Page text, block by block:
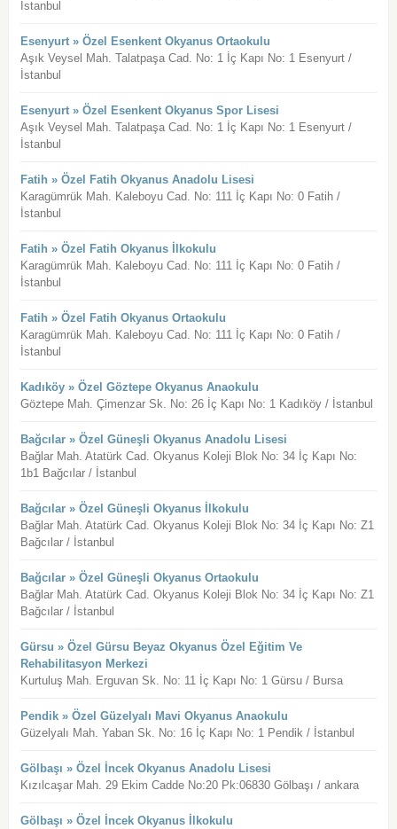
İstanbul
Esenyurt » Özel Esenkent Okyanus Ortaokulu
Aşık Veysel Mah. Talatpaşa Cad. No: 1 İç Kapı No: 1 Esenyurt /
İstanbul
Esenyurt » Özel Esenkent Okyanus Spor Lisesi
Aşık Veysel Mah. Talatpaşa Cad. No: 1 İç Kapı No: 1 Esenyurt /
İstanbul
Fatih » Özel Fatih Okyanus Anadolu Lisesi
Karagümrük Mah. Kaleboyu Cad. No: 111 İç Kapı No: 0 Fatih /
İstanbul
Fatih » Özel Fatih Okyanus İlkokulu
Karagümrük Mah. Kaleboyu Cad. No: 111 İç Kapı No: 0 Fatih /
İstanbul
Fatih » Özel Fatih Okyanus Ortaokulu
Karagümrük Mah. Kaleboyu Cad. No: 111 İç Kapı No: 0 Fatih /
İstanbul
Kadıköy » Özel Göztepe Okyanus Anaokulu
Göztepe Mah. Çimenzar Sk. No: 26 İç Kapı No: 1 Kadıköy / İstanbul
Bağcılar » Özel Güneşli Okyanus Anadolu Lisesi
Bağlar Mah. Atatürk Cad. Okyanus Koleji Blok No: 34 İç Kapı No:
1b1 Bağcılar / İstanbul
Bağcılar » Özel Güneşli Okyanus İlkokulu
Bağlar Mah. Atatürk Cad. Okyanus Koleji Blok No: 34 İç Kapı No: Z1
Bağcılar / İstanbul
Bağcılar » Özel Güneşli Okyanus Ortaokulu
Bağlar Mah. Atatürk Cad. Okyanus Koleji Blok No: 34 İç Kapı No: Z1
Bağcılar / İstanbul
Gürsu » Özel Gürsu Beyaz Okyanus Özel Eğitim Ve
Rehabilitasyon Merkezi
Kurtuluş Mah. Erguvan Sk. No: 11 İç Kapı No: 1 Gürsu / Bursa
Pendik » Özel Güzelyalı Mavi Okyanus Anaokulu
Güzelyalı Mah. Yaban Sk. No: 16 İç Kapı No: 1 Pendik / İstanbul
Gölbaşı » Özel İncek Okyanus Anadolu Lisesi
Kızılcaşar Mah. 29 Ekim Cadde No:20 Pk:06830 Gölbaşı / ankara
Gölbaşı » Özel İncek Okyanus İlkokulu